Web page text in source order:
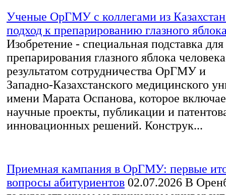
Ученые ОрГМУ с коллегами из
подход к препарированию глазного
Изобретение - специальная подставка для
препарирования глазного яблока
результатом сотрудничества ОрГМУ и
Западно‑Казахстанского медицинского
имени Марата Оспанова, которое
научные проекты, публикации и
инновационных решений. Конструк...
Приемная кампания в ОрГМУ: первые
вопросы абитуриентов 02.07.2026 В